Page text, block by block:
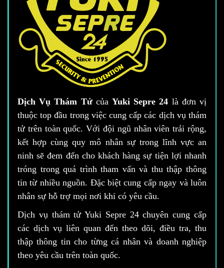
Dịch Vụ Thám TửcủaYuki Sepre 24 là đơn vị
thuộc top đầu trong việc cung cấp các dịch vụ thám
tử trên toàn quốc. Với đội ngũ nhân viên trải rộng,
kết hợp cùng quy mô nhân sự trong lĩnh vực an
ninh sẽ đem đến cho khách hàng sự tiện lợi nhanh
tróng trong quá trình tham vấn và thu thập thông
tin từ nhiều nguồn. Đặc biệt cung cấp ngay và luôn
nhân sự hỗ trợ mọi nơi khi có yêu cầu.
Dịch vụ thám tử Yuki Sepre 24 chuyên cung cấp
các dịch vụ liên quan đến theo dõi, điều tra, thu
thập thông tin cho từng cá nhân và doanh nghiệp
theo yêu cầu trên toàn quốc.